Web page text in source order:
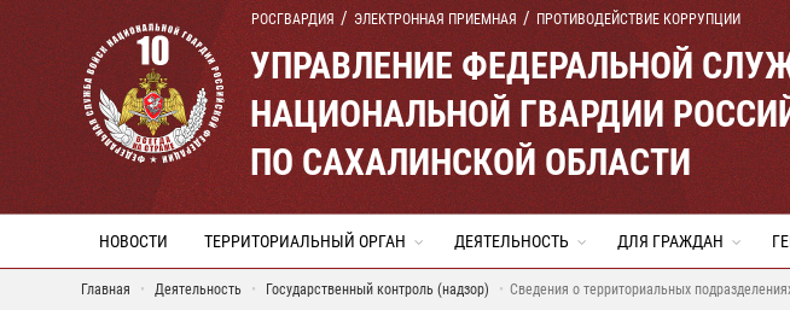
РОСГВАРДИЯ ЭЛЕКТРОННАЯ ПРИЕМНАЯ ПРОТИВОДЕЙСТВИЕ КОРРУПЦИИ
УПРАВЛЕНИЕ ФЕДЕРАЛЬНОЙ
НАЦИОНАЛЬНОЙ ГВАРДИИ
ПО САХАЛИНСКОЙ ОБЛАСТИ
НОВОСТИ ТЕРРИТОРИАЛЬНЫЙ ОРГАН ДЕЯТЕЛЬНОСТЬ ДЛЯ ГРАЖДАН
Главная Деятельность Государственный контроль (надзор) Сведения о территориальных